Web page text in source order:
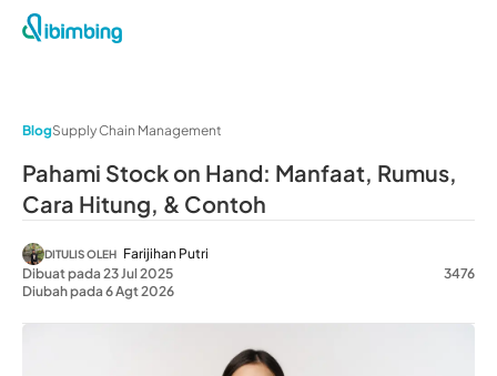
BlogSupply Chain Management
Pahami Stock on Hand: Manfaat, Rumus,
Cara Hitung, & Contoh
DITULIS OLEH Farijihan Putri
Dibuat pada 23 Jul 2025
Diubah pada 6 Agt 2026
3476